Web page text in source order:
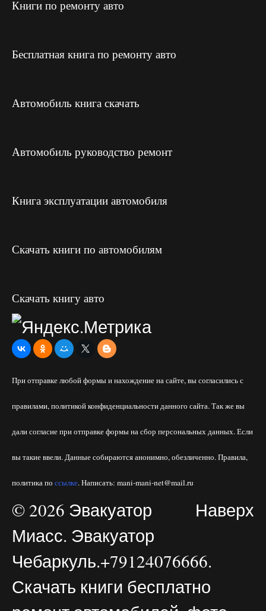
Книги по ремонту авто
Бесплатная книга по ремонту авто
Автомобиль книга скачать
Автомобиль руководство ремонт
Книга эксплуатации автомобиля
Скачать книги по автомобилям
Скачать книгу авто
При отправке любой формы и нахождение на сайте, вы согласились с
правилами, политикой конфиденциальности данного сайта. Так же вы
дали согласие при отправке формы на сбор персональных данных. Если
вы такие ввели. Данные собираются анонимно, обезличенно. Правила,
политика по ссылке. Написать: mani-mani-net@mail.ru
Наверх
© 2026 Эвакуатор
Миасс. Эвакуатор
Чебаркуль.+79124076666.
Скачать книги бесплатно